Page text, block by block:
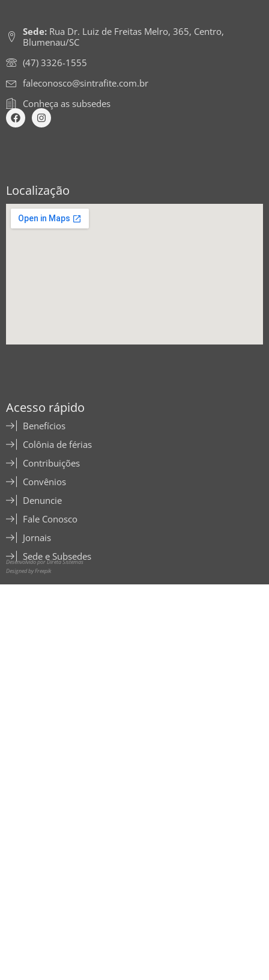
Sede:Rua Dr. Luiz de Freitas Melro, 365, Centro,
Blumenau/SC
(47) 3326-1555
faleconosco@sintrafite.com.br
Conheça as subsedes
Localização
Acesso rápido
Benefícios
Colônia de férias
Contribuições
Convênios
Denuncie
Fale Conosco
Jornais
Sede e Subsedes
Desenvolvido por Direta Sistemas
Designed by Freepik